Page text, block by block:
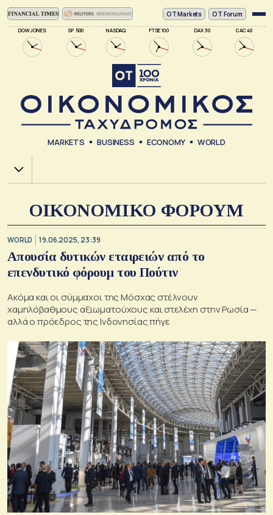
DOW JONES SP 500 NASDAQ FTSE 100 DAX 30 CAC 40
ΟΤ Markets OT Forum
MARKETS BUSINESS ECONOMY WORLD
Χ.Α.
ΟΙΚΟΝΟΜΙΚΟ ΦΟΡΟΥΜ
WORLD 19.06.2025, 23:39
Απουσία δυτικών εταιρειών από το
επενδυτικό φόρουμ του Πούτιν
Ακόμα και οι σύμμαχοι της Μόσχας στέλνουν
χαμηλόβαθμους αξιωματούχους και στελέχη στην Ρωσία —
αλλά ο πρόεδρος της Ινδονησίας πήγε